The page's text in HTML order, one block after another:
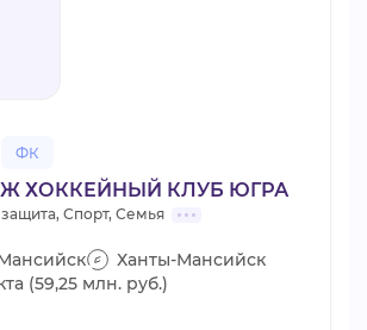
ФК
ХОККЕЙНЫЙ КЛУБ ЮГРА
Спорт, Семья
Ханты-Мансийск
(59,25 млн. руб.)